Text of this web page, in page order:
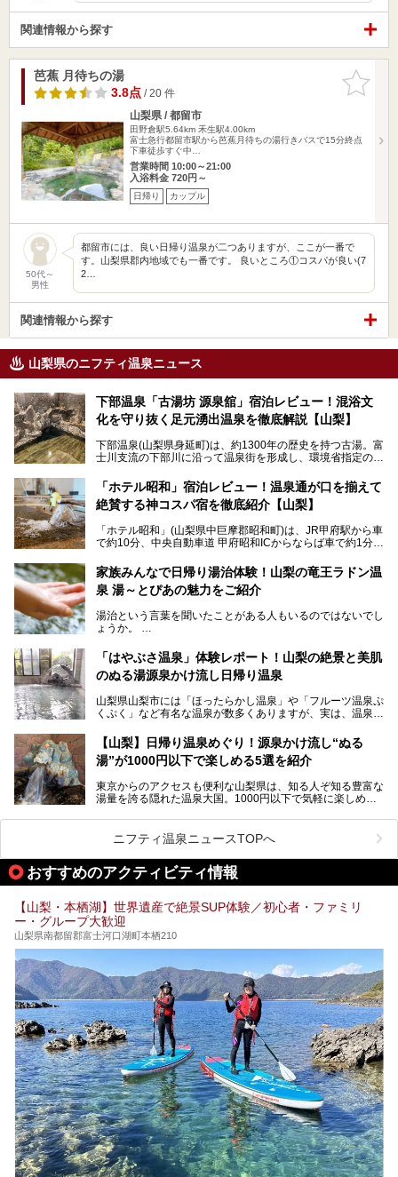
関連情報から探す
お気に入
りに追加
芭蕉 月待ちの湯
3.8点/ 20 件
山梨県 / 都留市
田野倉駅5.64km 禾生駅4.00km
富士急行都留市駅から芭蕉月待ちの湯行きバスで15分終点
下車徒歩すぐ中…
営業時間 10:00～21:00
入浴料金 720円～
日帰り カップル
50代～
男性
都留市には、良い日帰り温泉が二つありますが、ここが一番で
す。山梨県郡内地域でも一番です。 良いところ①コスパが良い(7
2…
関連情報から探す
山梨県のニフティ温泉ニュース
下部温泉「古湯坊 源泉舘」宿泊レビュー！混浴文
化を守り抜く足元湧出温泉を徹底解説【山梨】
下部温泉(山梨県身延町)は、約1300年の歴史を持つ古湯。富
士川支流の下部川に沿って温泉街を形成し、環境省指定の国
中でも「古湯坊 源泉舘」は、戦国時代に武田信玄公も療養
したと伝えられる名湯の宿。最大の特徴は、令和の現代にお
いても混浴文化が守られ、老若男女の分け隔て一切無く温泉
向にありますが、「古湯坊 源泉舘」では本来あるべき混浴
の姿が保たれている点に注目すべきでしょう。
今回は足元湧出の混浴温泉である「かくし湯大岩風呂」をは
じめ、湯治棟である「別館神泉」を中心に「古湯坊 源泉
舘」の全貌を徹底紹介します。
「ホテル昭和」宿泊レビュー！温泉通が口を揃えて
絶賛する神コスパ宿を徹底紹介【山梨】
「ホテル昭和」(山梨県中巨摩郡昭和町)は、JR甲府駅から車
で約10分、中央自動車道 甲府昭和ICからならば車で約1分の
から、一人泊でも6,000円台から宿泊可能です。
しかし、最大の魅力は“温泉そのもの”でしょう。自家源泉を
統の単純温泉は、入浴すると実にサッパリ爽快。日帰り入浴
不可なこともあり、全国の温泉ファンがこの温泉を求めて
では循環濾過の沸かし湯が一般的ですが、ここは本物の極上
温泉。まさに価格破壊と言えるクオリティです。
室や無料朝食などをご紹介。温泉通が口を揃えて絶賛する神
コスパ宿の全貌を徹底解説します！
家族みんなで日帰り湯治体験！山梨の竜王ラドン温
泉 湯～とぴあの魅力をご紹介
湯治という言葉を聞いたことがある人もいるのではないでし
ょうか。
なかなか体験できない、湯治体験が日帰りでできる温浴施設
が山梨にあります。
ぴあ」の魅力をご紹介します。
提供元：株式会社湯ーとぴあ【PR】
この記事は株式会社湯ーとぴあのPRレポート記事です。
「はやぶさ温泉」体験レポート！山梨の絶景と美肌
のぬる湯源泉かけ流し日帰り温泉
山梨県山梨市には「ほったらかし温泉」や「フルーツ温泉ぷ
くぷく」など有名な温泉が数多くありますが、実は、温泉マ
です。今回紹介する「はやぶさ温泉」も、そのひとつ。温泉
はもちろん、絶景や地元食材を活かしたグルメも堪能できま
す。
します。
【山梨】日帰り温泉めぐり！源泉かけ流し“ぬる
湯”が1000円以下で楽しめる5選を紹介
東京からのアクセスも便利な山梨県は、知る人ぞ知る豊富な
湯量を誇る隠れた温泉大国。1000円以下で気軽に楽しめ
も、これからの季節に嬉しい、じんわりと体の芯まで温ま
る“ぬる湯”が豊富なのも魅力。今回は、湯質も抜群で心ゆく
までリラックスできる山梨のお得な日帰り温泉を、実際体験
した感想と共に紹介します。
※ぬる湯とは35℃～39℃程度の体温に近いぬるめ温泉のこ
ニフティ温泉ニュースTOPへ
おすすめのアクティビティ情報
【山梨・本栖湖】世界遺産で絶景SUP体験／初心者・ファミリ
ー・グループ大歓迎
山梨県南都留郡富士河口湖町本栖210